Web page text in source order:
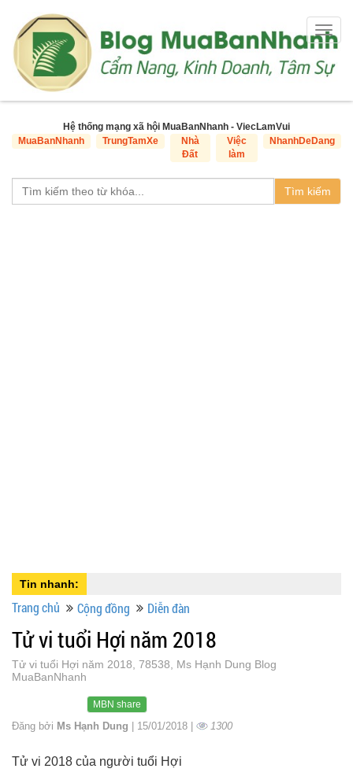
Hệ thống mạng xã hội MuaBanNhanh - ViecLamVui
MuaBanNhanh
TrungTamXe
Nhà
Đất
Việc
làm
NhanhDeDang
Tìm kiếm
Tin nhanh:
Trang chủ Cộng đồng Diễn đàn
Tử vi tuổi Hợi năm 2018
Tử vi tuổi Hợi năm 2018, 78538, Ms Hạnh Dung Blog
MuaBanNhanh
MBN share
Đăng bởi Ms Hạnh Dung | 15/01/2018 | 1300
Tử vi 2018 của người tuổi Hợi